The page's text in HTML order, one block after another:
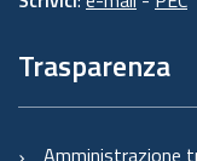
Trasparenza
Amministrazione